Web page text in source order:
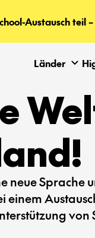
Austausch teil
Länder
neue Sprache
einem
von